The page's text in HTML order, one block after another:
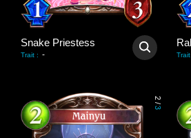
Snake Priestess
Trait : - Trait
2
/
3